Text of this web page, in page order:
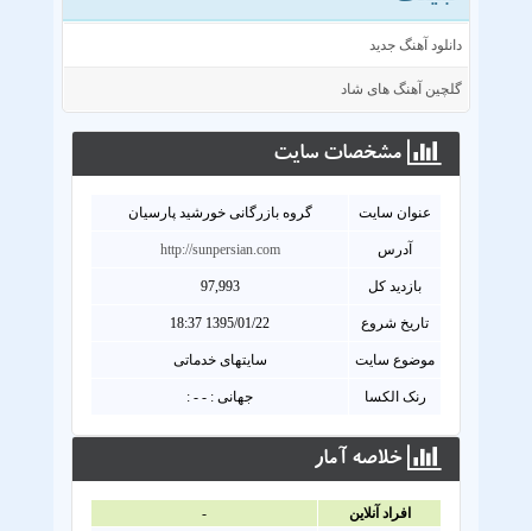
دانلود آهنگ جدید
گلچین آهنگ های شاد
مشخصات سايت
عنوان سايت گروه بازرگانی خورشید پارسیان
آدرس http://sunpersian.com
بازدید کل 97,993
تاریخ شروع 1395/01/22 18:37
موضوع سایت سایتهای خدماتی
رنک الکسا جهانی : - - :
خلاصه آمار
افراد آنلاين
-